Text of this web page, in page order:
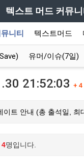
텍스트 머드 커뮤니
니티 텍스트머드
유머/이슈(7일)
21:52:03 + 4
이트 안내 (총 출석일, 최
4명입니다.